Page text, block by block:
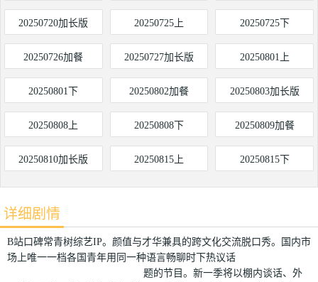
20250720加长版 20250725上 20250725下
20250726加餐 20250727加长版 20250801上
20250801下 20250802加餐 20250803加长版
20250808上 20250808下 20250809加餐
20250810加长版 20250815上 20250815下
详细剧情
B站口碑常青树综艺IP。颜值与才华兼具的跨文化交流脱口秀。国内市
场上唯一一档各国青年用同一种语言畅聊时下热议话
题的节目。新一季将以棚内谈话、外